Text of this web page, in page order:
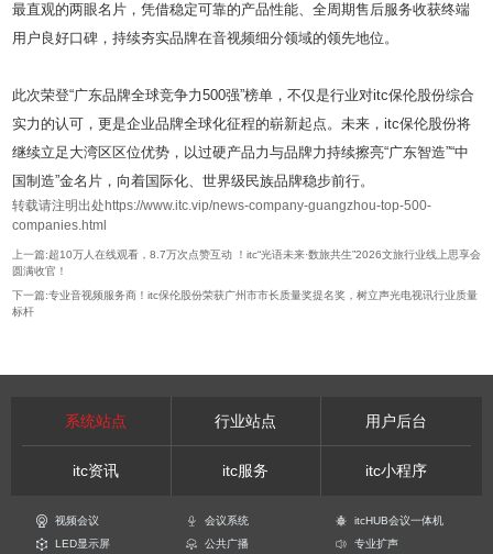
最直观的两眼名片，凭借稳定可靠的产品性能、全周期售后服务收获终端
用户良好口碑，持续夯实品牌在音视频细分领域的领先地位。
此次荣登“广东品牌全球竞争力500强”榜单，不仅是行业对itc保伦股份综合
实力的认可，更是企业品牌全球化征程的崭新起点。未来，itc保伦股份将
继续立足大湾区区位优势，以过硬产品力与品牌力持续擦亮“广东智造”“中
国制造”金名片，向着国际化、世界级民族品牌稳步前行。
转载请注明出处https://www.itc.vip/news-company-guangzhou-top-500-
companies.html
上一篇:超10万人在线观看，8.7万次点赞互动 ！itc“光语未来·数旅共生”2026文旅行业线上思享会
圆满收官！
下一篇:专业音视频服务商！itc保伦股份荣获广州市市长质量奖提名奖，树立声光电视讯行业质量
标杆
系统站点 行业站点 用户后台
itc资讯 itc服务 itc小程序
视频会议 会议系统
itcHUB会议一体机
LED显示屏
公共广播 专业扩声